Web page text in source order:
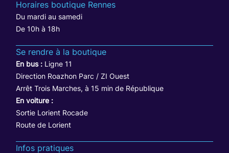
Horaires boutique Rennes
Du mardi au samedi
De 10h à 18h
Se rendre à la boutique
En bus : Ligne 11
Direction Roazhon Parc / ZI Ouest
Arrêt Trois Marches, à 15 min de République
En voiture :
Sortie Lorient Rocade
Route de Lorient
Infos pratiques